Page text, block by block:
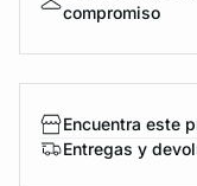
compromiso
Encuentra este
Entregas y